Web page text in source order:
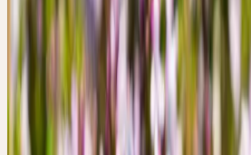
Lamiaceae (Lamiacées)
Rochers secs et ensoleillés,
calcaires et drainants
Récolte
Juni
Traitement Procédé au mortier
Botanique & essence de la plante
BOTANIQUE